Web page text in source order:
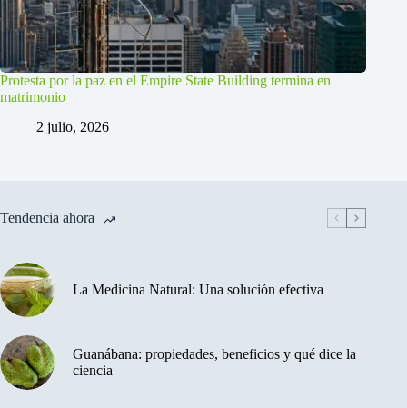
Protesta por la paz en el Empire State Building termina en
matrimonio
2 julio, 2026
Tendencia ahora
La Medicina Natural: Una solución efectiva
Guanábana: propiedades, beneficios y qué dice la
ciencia